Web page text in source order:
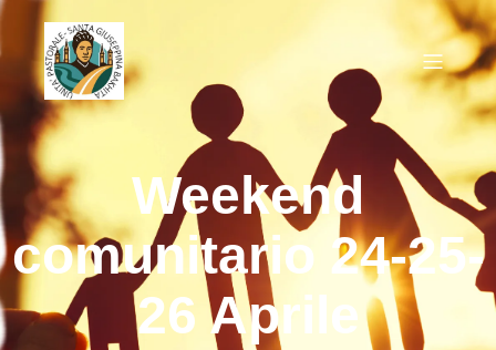
Weekend
comunitario 24-25-
26 Aprile